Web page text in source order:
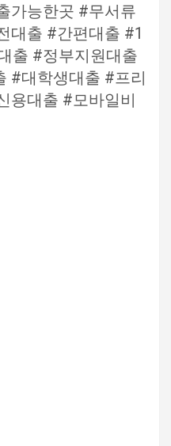
가능한곳 #무서류
대출 #간편대출 #1
출 #정부지원대출
#대학생대출 #프리
용대출 #모바일비